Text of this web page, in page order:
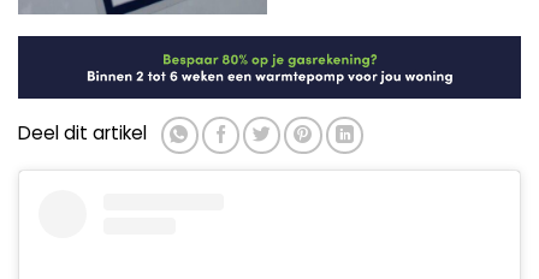
Deel dit artikel